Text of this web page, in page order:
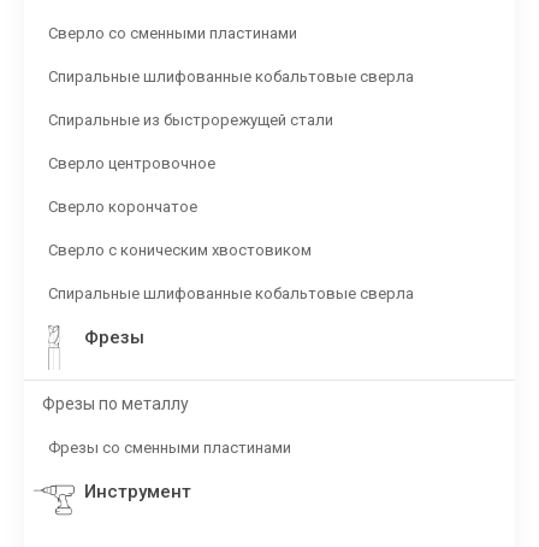
Сверло со сменными пластинами
Спиральные шлифованные кобальтовые сверла
Спиральные из быстрорежущей стали
Сверло центровочное
Сверло корончатое
Сверло с коническим хвостовиком
Спиральные шлифованные кобальтовые сверла
Фрезы
Фрезы по металлу
Фрезы со сменными пластинами
Инструмент